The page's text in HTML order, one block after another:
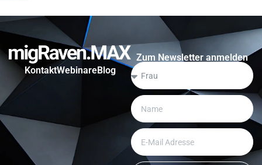
KontaktWebinareBlog
Zum Newsletter anmelden